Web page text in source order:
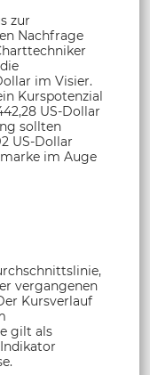
zur
Nachfrage
im Visier.
Kurspotenzial
US-Dollar
sollten
US-Dollar
im Auge
vergangenen
Kursverlauf
gilt als